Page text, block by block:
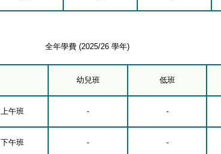
全年學費 (2025/26 學年)
幼兒班 低班
上午班 - -
下午班 - -